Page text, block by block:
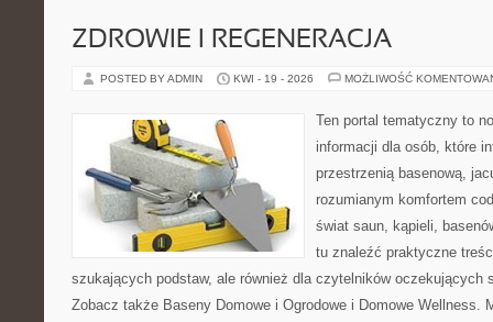
ZDROWIE I REGENERACJA
POSTED BY ADMIN KWI - 19 - 2026 MOŻLIWOŚĆ
Ten portal tematyczny to
informacji dla osób, które
przestrzenią basenową,
rozumianym komfortem
świat saun, kąpieli,
tu znaleźć praktyczne
szukających podstaw, ale również dla czytelników oczekujących
Zobacz także Baseny Domowe i Ogrodowe i Domowe Wellness.